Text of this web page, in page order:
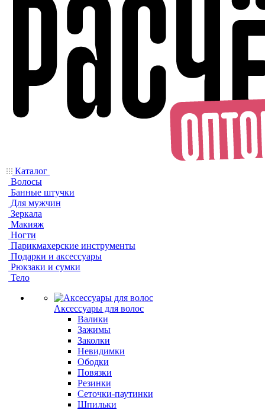
Каталог
Волосы
Банные штучки
Для мужчин
Зеркала
Макияж
Ногти
Парикмахерские инструменты
Подарки и аксессуары
Рюкзаки и сумки
Тело
Аксессуары для волос
Валики
Зажимы
Заколки
Невидимки
Ободки
Повязки
Резинки
Сеточки-паутинки
Шпильки